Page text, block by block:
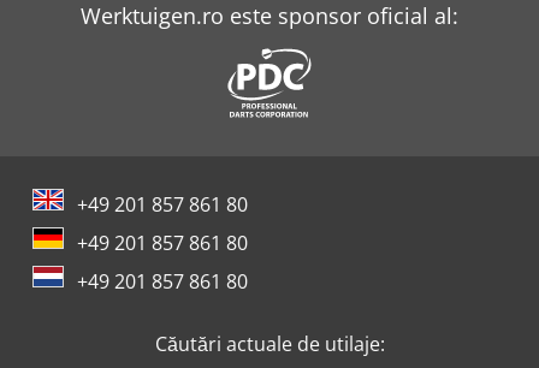
Werktuigen.ro este sponsor oficial al:
+49 201 857 861 80
+49 201 857 861 80
+49 201 857 861 80
Căutări actuale de utilaje: